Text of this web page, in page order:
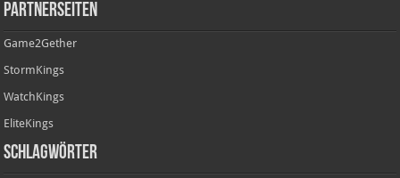
Partnerseiten
Game2Gether
StormKings
WatchKings
EliteKings
Schlagwörter